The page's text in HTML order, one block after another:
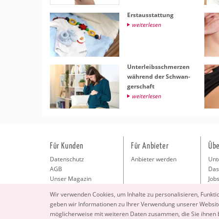
Erst­aus­stat­tung
wei­ter­le­sen
Un­ter­leibs­schmer­zen
wäh­rend der Schwan­
ger­schaft
wei­ter­le­sen
Wir ver­wen­den Coo­kies, um In­hal­te zu per­so­na­li­sie­ren,
geben wir In­for­ma­tio­nen zu Ihrer Ver­wen­dung un­se­rer
mög­li­cher­wei­se mit wei­te­ren Daten zu­sam­men, die Sie
Für Kunden
Datenschutz
AGB
Unser Magazin
Für Anbieter
Anbieter werden